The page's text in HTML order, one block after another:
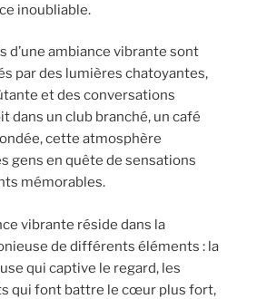
inoubliable.
d’une ambiance vibrante sont
par des lumières chatoyantes,
et des conversations
dans un club branché, un café
cette atmosphère
gens en quête de sensations
mémorables.
vibrante réside dans la
de différents éléments : la
qui captive le regard, les
qui font battre le cœur plus fort,